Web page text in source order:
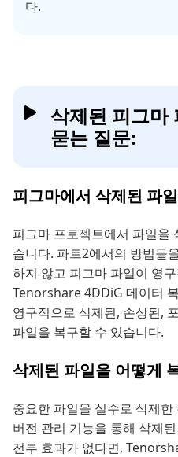
다.
삭제된 피그마
묻는 질문:
피그마에서 삭제된 파
피그마 프로젝트에서 파일을
습니다. 파트2에서의 방법들
하지 않고 피그마 파일이 영
Tenorshare 4DDiG 데이터
영구적으로 삭제된, 손상된,
파일을 복구할 수 있습니다.
삭제된 파일을 어떻게
중요한 파일을 실수로 삭제
버전 관리 기능을 통해 삭제
전부 효과가 없다면,